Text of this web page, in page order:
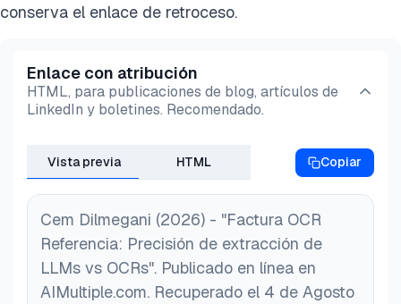
conserva el enlace de retroceso.
Enlace con atribución
HTML, para publicaciones de blog, artículos de
LinkedIn y boletines. Recomendado.
Vista previa HTML Copiar
Cem Dilmegani (2026) - "Factura OCR
Referencia: Precisión de extracción de
LLMs vs OCRs". Publicado en línea en
AIMultiple.com. Recuperado el 4 de Agosto